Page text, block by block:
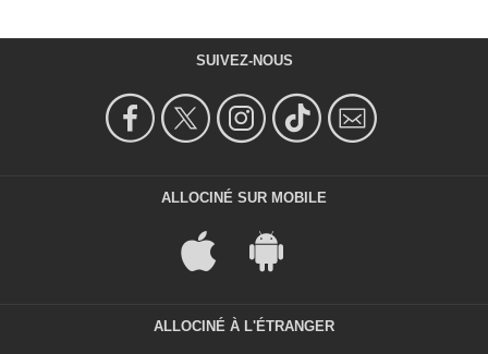
SUIVEZ-NOUS
ALLOCINÉ SUR MOBILE
ALLOCINÉ À L'ÉTRANGER